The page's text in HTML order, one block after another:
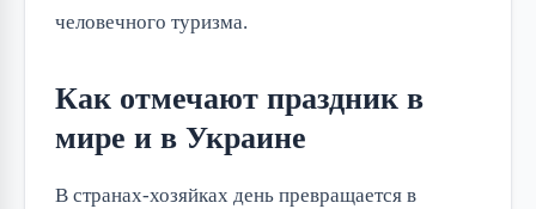
человечного туризма.
Как отмечают праздник в
мире и в Украине
В странах-хозяйках день превращается в